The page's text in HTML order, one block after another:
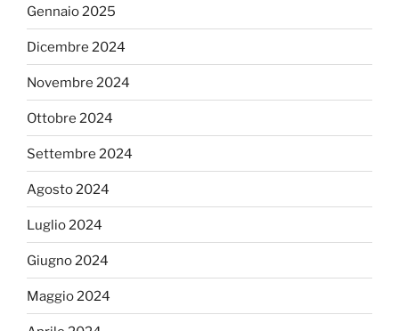
Gennaio 2025
Dicembre 2024
Novembre 2024
Ottobre 2024
Settembre 2024
Agosto 2024
Luglio 2024
Giugno 2024
Maggio 2024